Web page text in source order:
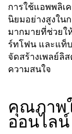
การใช้แอพพลิเ
นิยมอย่างสูงใ
มากมายที่ช่วยใ
ร์ทโฟน และแท็บ
จัดสร้างเพลย์ลิ
ความสนใจ
คุณภาพ
ออนไลน์